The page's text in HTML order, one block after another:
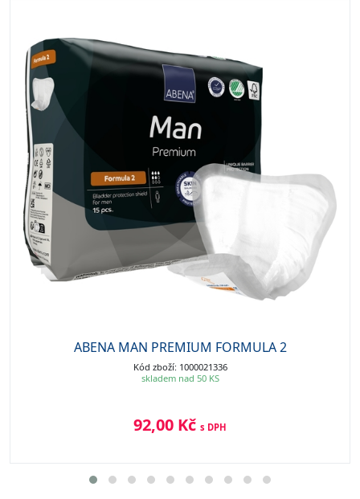
ABENA MAN PREMIUM FORMULA 2
Kód zboží: 1000021336
skladem nad 50 KS
92,00 Kč s DPH